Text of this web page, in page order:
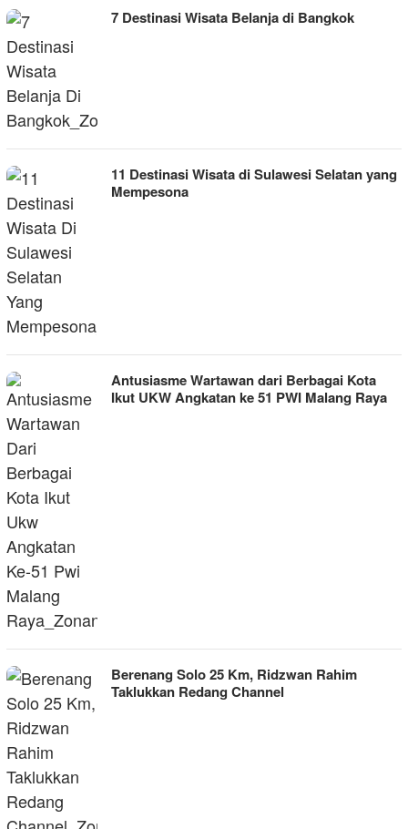
7 Destinasi Wisata Belanja di Bangkok
11 Destinasi Wisata di Sulawesi Selatan yang
Mempesona
Antusiasme Wartawan dari Berbagai Kota
Ikut UKW Angkatan ke 51 PWI Malang Raya
Berenang Solo 25 Km, Ridzwan Rahim
Taklukkan Redang Channel